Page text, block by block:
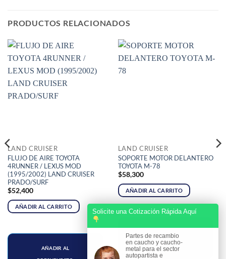
PRODUCTOS RELACIONADOS
LAND CRUISER
FLUJO DE AIRE TOYOTA
4RUNNER / LEXUS MOD
(1995/2002) LAND CRUISER
PRADO/SURF
$52,400
AÑADIR AL CARRITO
AÑADIR AL
LAND CRUISER
SOPORTE MOTOR DELANTERO
TOYOTA M-78
$58,300
AÑADIR AL CARRITO
PRESUPUESTO
Solicite una Cotización Rápida Aquí
Partes de recambio
en caucho y caucho-
metal para el sector
autopartista e